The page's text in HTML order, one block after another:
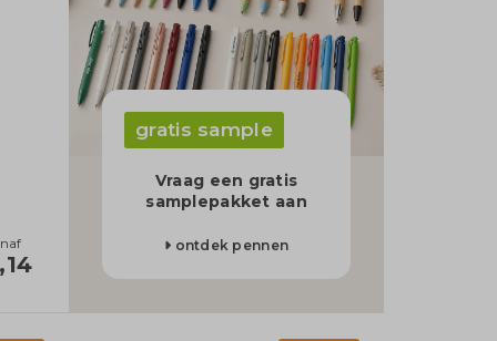
gratis sample
Vraag een gratis
samplepakket aan
ontdek pennen